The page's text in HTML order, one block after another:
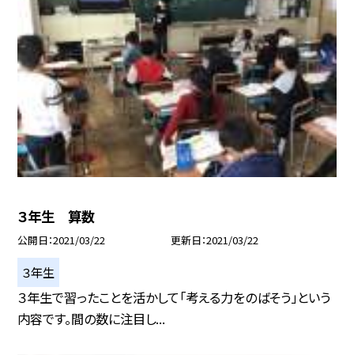
３年生 算数
公開日 2021/03/22 更新日 2021/03/22
３年生
３年生で習ったことを活かして「考える力をのばそう」という
内容です。間の数に注目し...